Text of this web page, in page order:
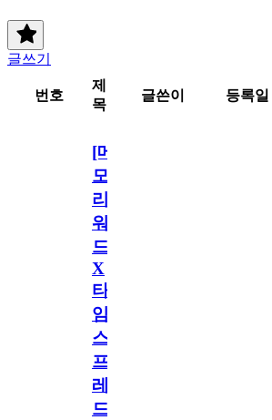
글쓰기
번호
제
목
글쓴이 등록일
[메
모
리
워
드
X
타
임
스
프
레
드]